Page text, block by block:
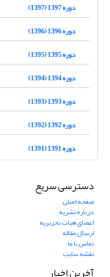
دوره 1397 (1397)
دوره 1396 (1396)
دوره 1395 (1395)
دوره 1394 (1394)
دوره 1393 (1393)
دوره 1392 (1392)
دوره 1391 (1391)
دسترسی سریع
صفحه اصلی
درباره نشریه
اعضای هیات تحریریه
ارسال مقاله
تماس با ما
نقشه سایت
آخرین اخبار